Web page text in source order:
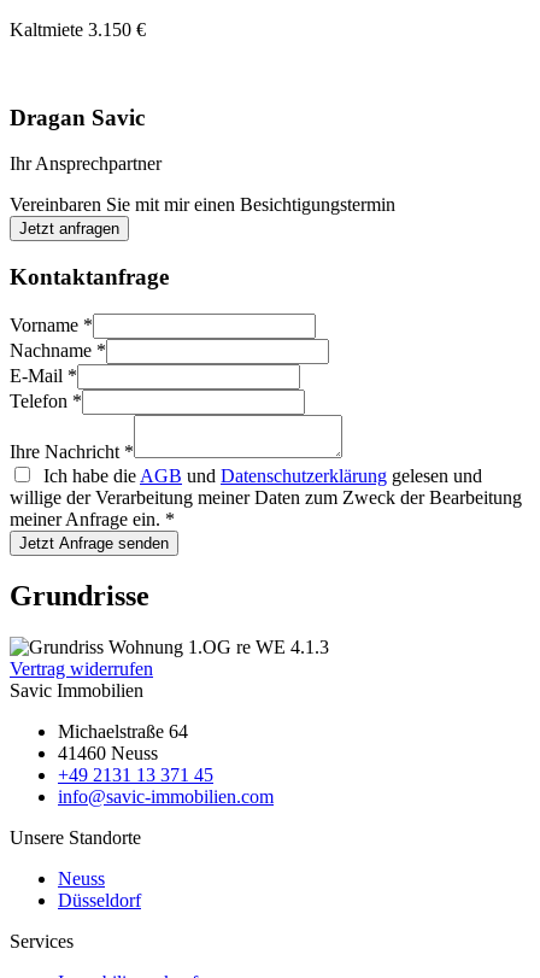
Kaltmiete 3.150 €
Dragan Savic
Ihr Ansprechpartner
Vereinbaren Sie mit mir einen Besichtigungstermin
Jetzt anfragen
Kontaktanfrage
Vorname *
Nachname *
E-Mail *
Telefon *
Ihre Nachricht *
Ich habe die AGB und Datenschutzerklärung gelesen und
willige der Verarbeitung meiner Daten zum Zweck der Bearbeitung
meiner Anfrage ein. *
Jetzt Anfrage senden
Grundrisse
Vertrag widerrufen
Savic Immobilien
Michaelstraße 64
41460 Neuss
+49 2131 13 371 45
info@savic-immobilien.com
Unsere Standorte
Neuss
Düsseldorf
Services